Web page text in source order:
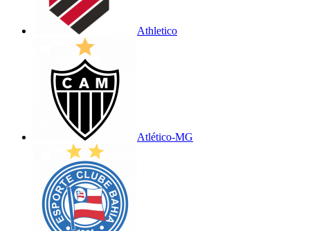
Athletico
Atlético-MG